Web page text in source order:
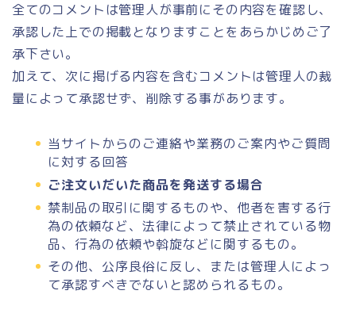
全てのコメントは管理人が事前にその内容を確認し、
承認した上での掲載となりますことをあらかじめご了
承下さい。
加えて、次に掲げる内容を含むコメントは管理人の裁
量によって承認せず、削除する事があります。
当サイトからのご連絡や業務のご案内やご質問
に対する回答
ご注文いだいた商品を発送する場合
禁制品の取引に関するものや、他者を害する行
為の依頼など、法律によって禁止されている物
品、行為の依頼や斡旋などに関するもの。
その他、公序良俗に反し、または管理人によっ
て承認すべきでないと認められるもの。